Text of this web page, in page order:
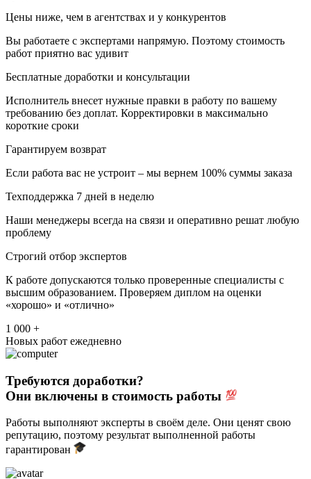
Цены ниже, чем в агентствах и у конкурентов
Вы работаете с экспертами напрямую. Поэтому стоимость
работ приятно вас удивит
Бесплатные доработки и консультации
Исполнитель внесет нужные правки в работу по вашему
требованию без доплат. Корректировки в максимально
короткие сроки
Гарантируем возврат
Если работа вас не устроит – мы вернем 100% суммы заказа
Техподдержка 7 дней в неделю
Наши менеджеры всегда на связи и оперативно решат любую
проблему
Строгий отбор экспертов
К работе допускаются только проверенные специалисты с
высшим образованием. Проверяем диплом на оценки
«хорошо» и «отлично»
1 000 +
Новых работ ежедневно
Требуются доработки?
Они включены в стоимость работы
Работы выполняют эксперты в своём деле. Они ценят свою
репутацию, поэтому результат выполненной работы
гарантирован